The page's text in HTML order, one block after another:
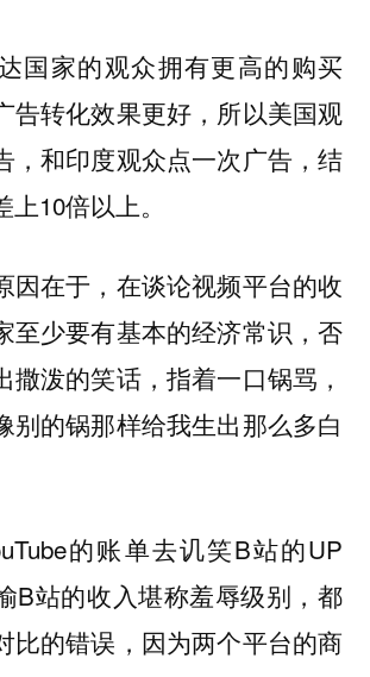
国家的观众拥有更高的购买
告转化效果更好，所以美国观
，和印度观众点一次广告，结
10倍以上。
因在于，在谈论视频平台的收
至少要有基本的经济常识，否
撒泼的笑话，指着一口锅骂，
别的锅那样给我生出那么多白
的账单去讥笑B站的UP
B站的收入堪称羞辱级别，都
比的错误，因为两个平台的商